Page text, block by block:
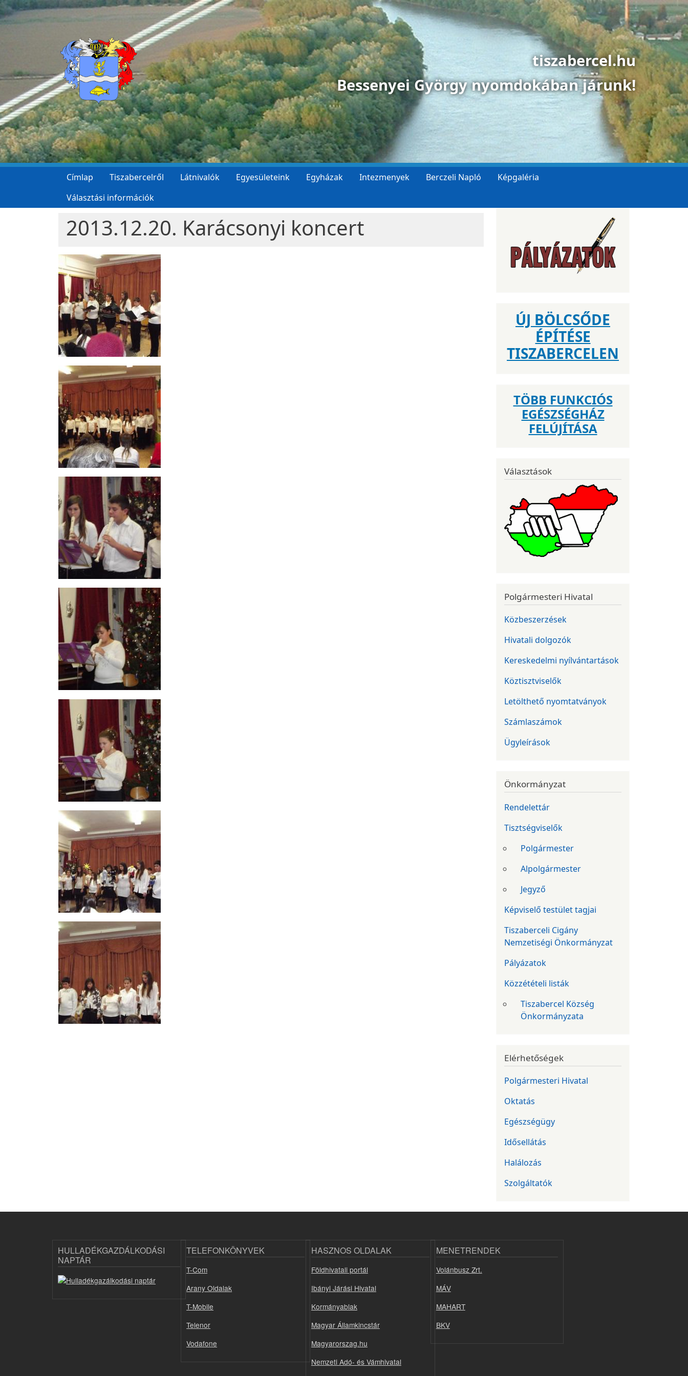
Ugrás a tartalomra
tiszabercel.hu
Bessenyei György nyomdokában járunk!
Címlap Tiszabercelről Látnivalók Egyesületeink Egyházak Intezmenyek Berczeli Napló
Képgaléria
Választási információk
2013.12.20. Karácsonyi koncert
ÚJ BÖLCSŐDE
ÉPÍTÉSE
TISZABERCELEN
TÖBB FUNKCIÓS
EGÉSZSÉGHÁZ
FELÚJÍTÁSA
Választások
Polgármesteri Hivatal
Közbeszerzések
Hivatali dolgozók
Kereskedelmi nyílvántartások
Köztisztviselők
Letölthető nyomtatványok
Számlaszámok
Ügyleírások
Önkormányzat
Rendelettár
Tisztségviselők
Polgármester
Alpolgármester
Jegyző
Képviselő testület tagjai
Tiszaberceli Cigány
Nemzetiségi Önkormányzat
Pályázatok
Közzétételi listák
Tiszabercel Község
Önkormányzata
Elérhetőségek
Polgármesteri Hivatal
Oktatás
Egészségügy
Idősellátás
Halálozás
Szolgáltatók
HULLADÉKGAZDÁLKODÁSI
NAPTÁR
TELEFONKÖNYVEK
T-Com
Arany Oldalak
T-Mobile
Telenor
Vodafone
HASZNOS OLDALAK
Földhivatali portál
Ibányi Járási Hivatal
Kormányablak
Magyar Államkincstár
Magyarorszag.hu
Nemzeti Adó- és Vámhivatal
MENETRENDEK
Volánbusz Zrt.
MÁV
MAHART
BKV